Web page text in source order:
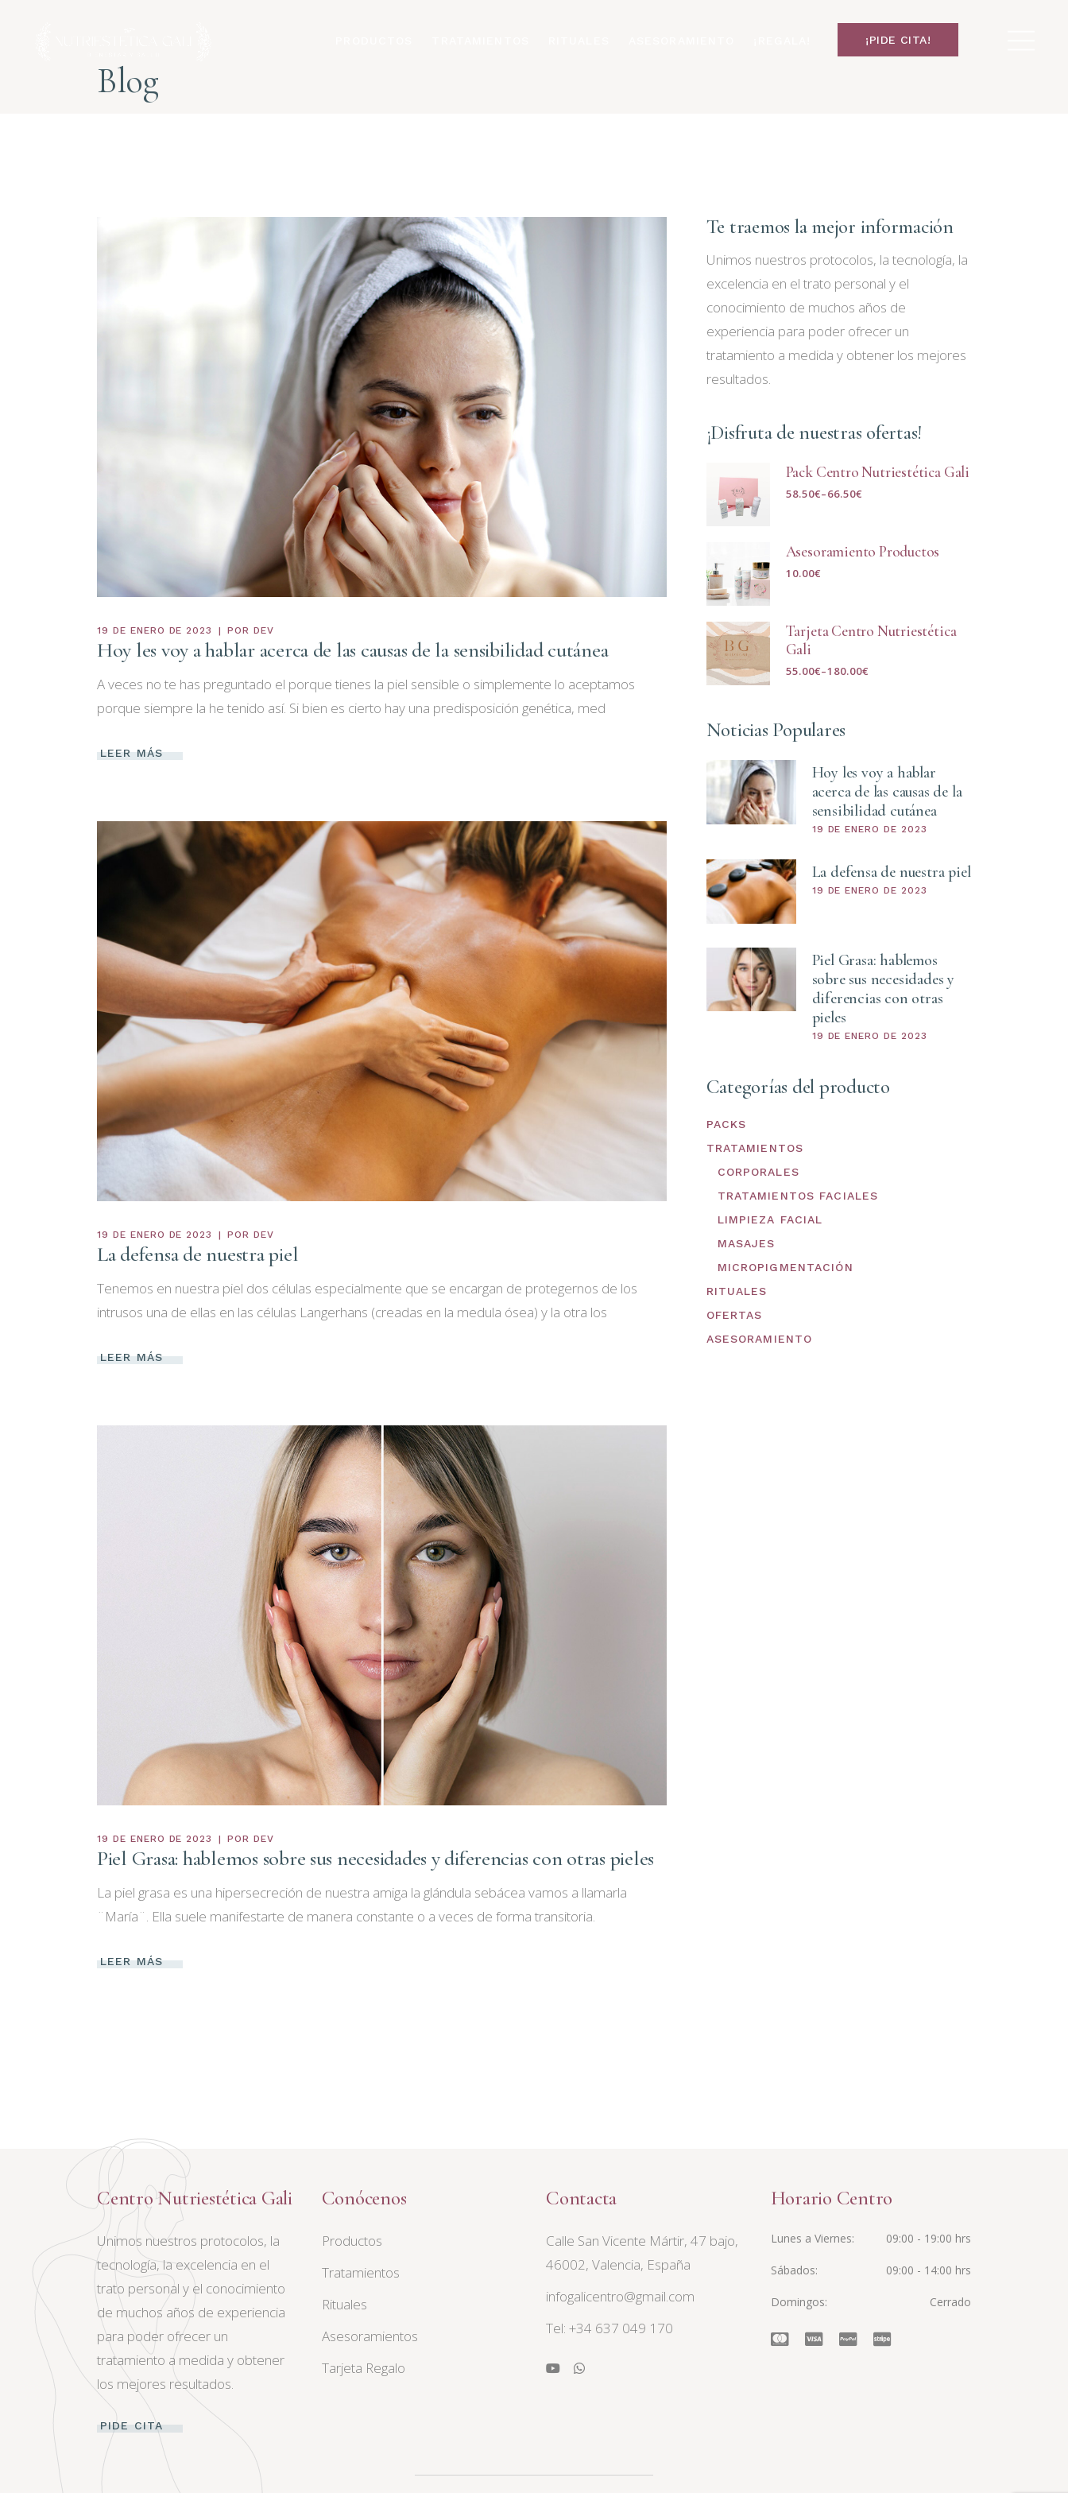
¡PIDE CITA!
Blog
19 DE ENERO DE 2023 POR DEV
Hoy les voy a hablar acerca de las causas de la sensibilidad cutánea
A veces no te has preguntado el porque tienes la piel sensible o simplemente lo aceptamos
porque siempre la he tenido así. Si bien es cierto hay una predisposición genética, med
LEER MÁS
19 DE ENERO DE 2023 POR DEV
La defensa de nuestra piel
Tenemos en nuestra piel dos células especialmente que se encargan de protegernos de los
intrusos una de ellas en las células Langerhans (creadas en la medula ósea) y la otra los
LEER MÁS
19 DE ENERO DE 2023 POR DEV
Piel Grasa: hablemos sobre sus necesidades y diferencias con otras pieles
La piel grasa es una hipersecreción de nuestra amiga la glándula sebácea vamos a llamarla
¨María¨. Ella suele manifestarte de manera constante o a veces de forma transitoria.
LEER MÁS
Te traemos la mejor información
Unimos nuestros protocolos, la tecnología, la
excelencia en el trato personal y el
conocimiento de muchos años de
experiencia para poder ofrecer un
tratamiento a medida y obtener los mejores
resultados.
¡Disfruta de nuestras ofertas!
Pack Centro Nutriestética Gali
58.50€–66.50€
Asesoramiento Productos
10.00€
Tarjeta Centro Nutriestética
Gali
55.00€–180.00€
Noticias Populares
Hoy les voy a hablar
acerca de las causas de la
sensibilidad cutánea
19 DE ENERO DE 2023
La defensa de nuestra piel
19 DE ENERO DE 2023
Piel Grasa: hablemos
sobre sus necesidades y
diferencias con otras
pieles
19 DE ENERO DE 2023
Categorías del producto
PACKS
TRATAMIENTOS
CORPORALES
TRATAMIENTOS FACIALES
LIMPIEZA FACIAL
MASAJES
MICROPIGMENTACIÓN
RITUALES
OFERTAS
ASESORAMIENTO
Centro Nutriestética Gali
Unimos nuestros protocolos, la
tecnología, la excelencia en el
trato personal y el conocimiento
de muchos años de experiencia
para poder ofrecer un
tratamiento a medida y obtener
los mejores resultados.
PIDE CITA
Conócenos
Productos
Tratamientos
Rituales
Asesoramientos
Tarjeta Regalo
Contacta
Calle San Vicente Mártir, 47 bajo,
46002, Valencia, España
infogalicentro@gmail.com
Tel: +34 637 049 170
Horario Centro
Lunes a Viernes 09:00 - 19:00 hrs
Sábados 09:00 - 14:00 hrs
Domingos Cerrado